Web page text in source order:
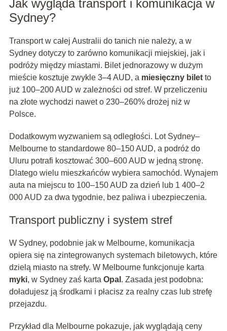
Jak wygląda transport i komunikacja w
Sydney?
Transport w całej Australii do tanich nie należy, a w
Sydney dotyczy to zarówno komunikacji miejskiej, jak i
podróży między miastami. Bilet jednorazowy w dużym
mieście kosztuje zwykle 3–4 AUD, a miesięczny biletto
już 100–200 AUD w zależności od stref. W przeliczeniu
na złote wychodzi nawet o 230–260% drożej niż w
Polsce.
Dodatkowym wyzwaniem są odległości. Lot Sydney–
Melbourne to standardowe 80–150 AUD, a podróż do
Uluru potrafi kosztować 300–600 AUD w jedną stronę.
Dlatego wielu mieszkańców wybiera samochód. Wynajem
auta na miejscu to 100–150 AUD za dzień lub 1 400–2
000 AUD za dwa tygodnie, bez paliwa i ubezpieczenia.
Transport publiczny i system stref
W Sydney, podobnie jak w Melbourne, komunikacja
opiera się na zintegrowanych systemach biletowych, które
dzielą miasto na strefy. W Melbourne funkcjonuje karta
myki, w Sydney zaś karta Opal . Zasada jest podobna:
doładujesz ją środkami i płacisz za realny czas lub strefę
przejazdu.
Przykład dla Melbourne pokazuje, jak wyglądają ceny